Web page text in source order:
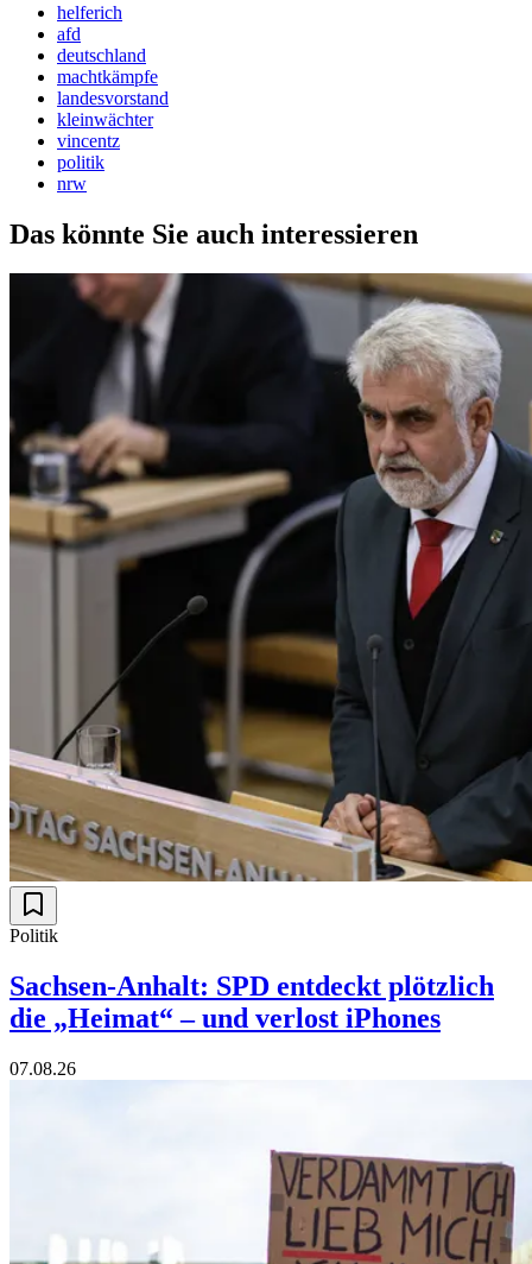
helferich
afd
deutschland
machtkämpfe
landesvorstand
kleinwächter
vincentz
politik
nrw
Das könnte Sie auch interessieren
Politik
Sachsen-Anhalt: SPD entdeckt plötzlich
die „Heimat“ – und verlost iPhones
07.08.26